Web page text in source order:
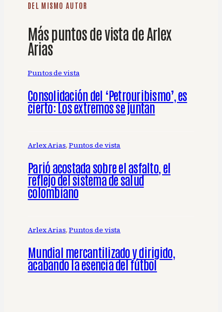
DEL MISMO AUTOR
Más puntos de vista de Arlex
Arias
Puntos de vista
Consolidación del ‘Petrouribismo’, es
cierto: Los extremos se juntan
Arlex Arias, Puntos de vista
Parió acostada sobre el asfalto, el
reflejo del sistema de salud
colombiano
Arlex Arias, Puntos de vista
Mundial mercantilizado y dirigido,
acabando la esencia del fútbol